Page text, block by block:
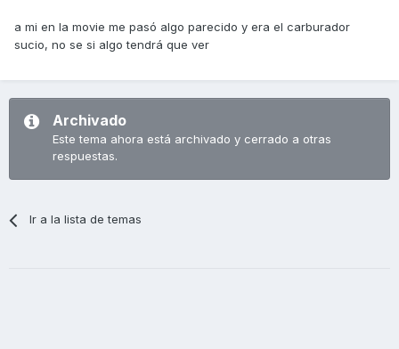
a mi en la movie me pasó algo parecido y era el carburador
sucio, no se si algo tendrá que ver
Archivado
Este tema ahora está archivado y cerrado a otras
respuestas.
Ir a la lista de temas